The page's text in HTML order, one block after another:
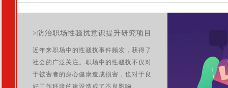
>防治职场性骚扰意识提升研究项目
近年来职场中的性骚扰事件频发，获得了
社会的广泛关注。职场中的性骚扰不仅对
于被害者的身心健康造成损害，也对于良
好工作环境的建设造成了不良影响。